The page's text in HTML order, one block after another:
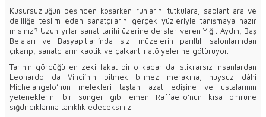
Kusursuzluğun peşinden koşarken ruhlarını tutkulara, saplantılara ve
deliliğe teslim eden sanatçıların gerçek yüzleriyle tanışmaya hazır
mısınız? Uzun yıllar sanat tarihi üzerine dersler veren Yiğit Aydın, Baş
Belaları ve Başyapıtları’nda sizi müzelerin parıltılı salonlarından
çıkarıp, sanatçıların kaotik ve çalkantılı atölyelerine götürüyor.
Tarihin gördüğü en zeki fakat bir o kadar da istikrarsız insanlardan
Leonardo da Vinci’nin bitmek bilmez merakına, huysuz dâhi
Michelangelo’nun melekleri taştan azat edişine ve ustalarının
yeteneklerini bir sünger gibi emen Raffaello’nun kısa ömrüne
sığdırdıklarına tanıklık edeceksiniz.